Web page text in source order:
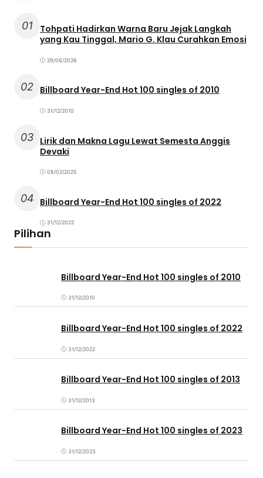
01
Tohpati Hadirkan Warna Baru Jejak Langkah
yang Kau Tinggal, Mario G. Klau Curahkan Emosi
29/06/2026
02 Billboard Year-End Hot 100 singles of 2010
31/12/2010
03 Lirik dan Makna Lagu Lewat Semesta Anggis
Devaki
08/02/2025
04 Billboard Year-End Hot 100 singles of 2022
31/12/2022
Pilihan
Billboard Year-End Hot 100 singles of 2010
31/12/2010
Billboard Year-End Hot 100 singles of 2022
31/12/2022
Billboard Year-End Hot 100 singles of 2013
31/12/2013
Billboard Year-End Hot 100 singles of 2023
31/12/2023